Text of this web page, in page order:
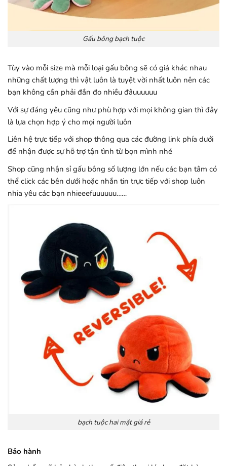
Gấu bông bạch tuộc
Tùy vào mỗi size mà mỗi loại gấu bông sẽ có giá khác nhau
những chất lượng thì vật luôn là tuyệt vời nhất luôn nên các
bạn không cần phải đắn đo nhiều đâuuuuuu
Với sự đáng yêu cũng như phù hợp với mọi không gian thì đây
là lựa chọn hợp ý cho mọi người luôn
Liên hệ trực tiếp với shop thông qua các đường link phía dưới
để nhận được sự hỗ trợ tận tình từ bọn mình nhé
Shop cũng nhận sỉ gấu bông số lượng lớn nếu các bạn tâm có
thể click các bên dưới hoặc nhắn tin trực tiếp với shop luôn
nhia yêu các bạn nhieeefuuuuuu……
bạch tuộc hai mặt giá rẻ
Bảo hành